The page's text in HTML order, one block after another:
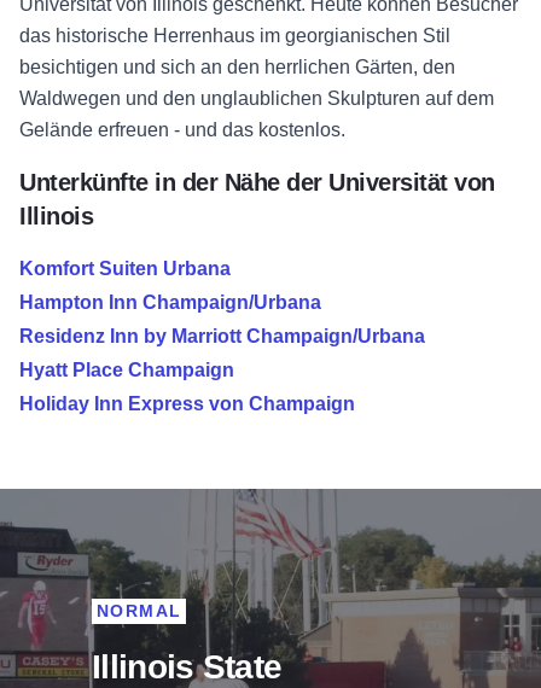
Universität von Illinois geschenkt. Heute können Besucher
das historische Herrenhaus im georgianischen Stil
besichtigen und sich an den herrlichen Gärten, den
Waldwegen und den unglaublichen Skulpturen auf dem
Gelände erfreuen - und das kostenlos.
Unterkünfte in der Nähe der Universität von
Illinois
Komfort Suiten Urbana
Hampton Inn Champaign/Urbana
Residenz Inn by Marriott Champaign/Urbana
Hyatt Place Champaign
Holiday Inn Express von Champaign
Illinois State
NORMAL